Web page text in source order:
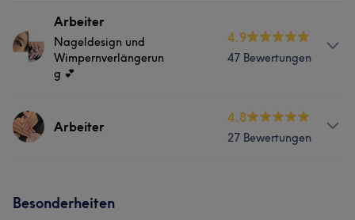
Arbeiter
Nageldesign und
Wimpernverlängerun
g 💕
4.9
47 Bewertungen
Info
Hallo liebe Kunden, ich bin Hanni , ich bin
Services
Arbeiter
4.8
27 Bewertungen
Besonderheiten